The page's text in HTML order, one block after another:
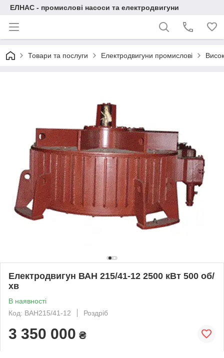
ЕЛНАС - промислові насоси та електродвигуни
Товари та послуги Електродвигуни промислові
Електродвигун ВАН 215/41-12 2500 кВт 500 об/
хв
В наявності
Код: ВАН215/41-12
Роздріб
3 350 000 ₴